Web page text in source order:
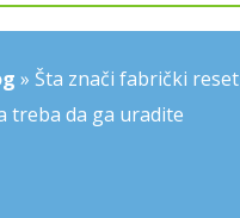
» Šta znači fabrički reset
treba da ga uradite